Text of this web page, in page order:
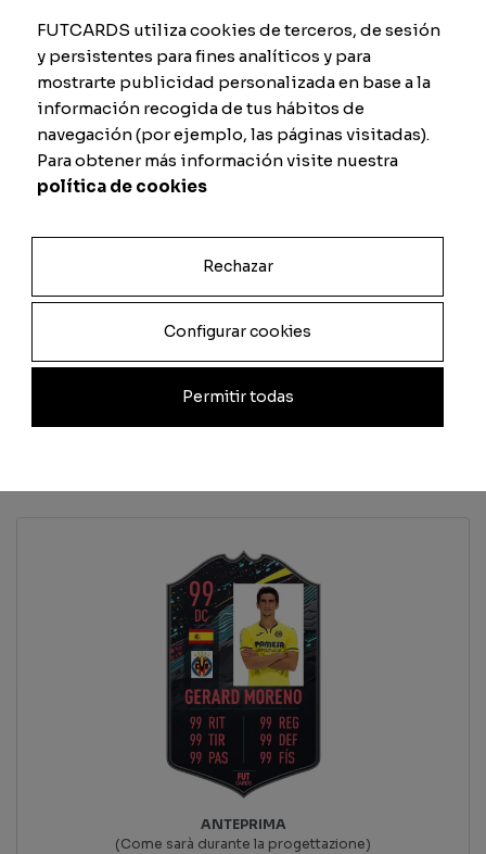
Tiro Difesa
Passaggio Fisico
ANTEPRIMA
(Come sarà durante la progettazione)
FUTCARDS utiliza cookies de terceros, de sesión
y persistentes para fines analíticos y para
mostrarte publicidad personalizada en base a la
información recogida de tus hábitos de
navegación (por ejemplo, las páginas visitadas).
Para obtener más información visite nuestra
política de cookies
Rechazar
Configurar cookies
Permitir todas